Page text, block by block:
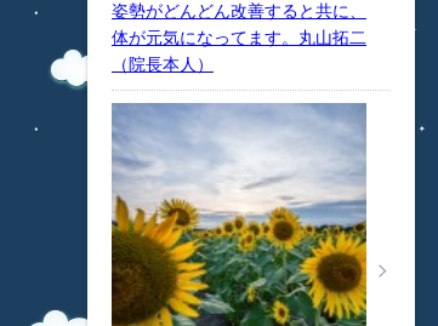
姿勢がどんどん改善すると共に、
体が元気になってます。丸山拓二
（院長本人）